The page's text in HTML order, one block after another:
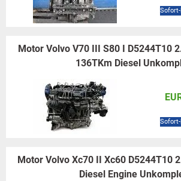
Motor Volvo V70 III S80 I D5244T10
136TKm Diesel
Motor Volvo Xc70 II Xc60 D5244T10
Diesel Engine